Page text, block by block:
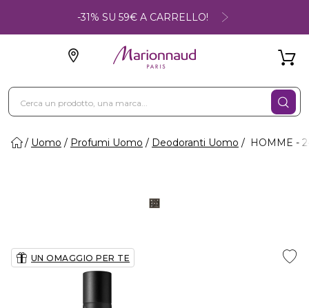
-31% SU 59€ A CARRELLO!
Uomo Profumi Uomo Deodoranti Uomo HOMME -
UN OMAGGIO PER TE